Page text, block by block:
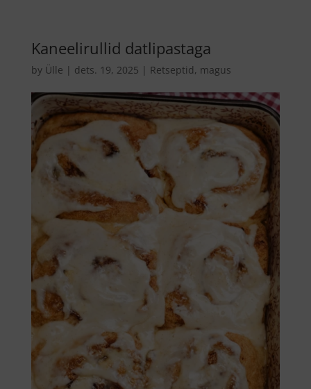
Kaneelirullid datlipastaga
by Ülle | dets. 19, 2025 | Retseptid, magus